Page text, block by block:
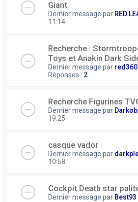
Giant
Dernier message par RED
11:14
Recherche :
Toys et Anakin Dark
Dernier message par red360
Réponses : 2
Recherche Figurines
Dernier message par
19:25
casque vador
Dernier message par
10:58
Cockpit Death star
Dernier message par Best93